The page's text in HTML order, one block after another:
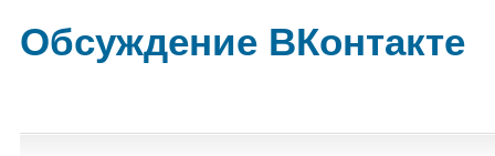
Обсуждение ВКонтакте